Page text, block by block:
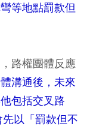
等地點罰款但
路權團體反應
溝通後，未來
包括交叉路
以「罰款但不